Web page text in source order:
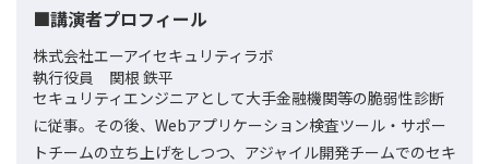
■講演者プロフィール
株式会社エーアイセキュリティラボ
執行役員 関根 鉄平
セキュリティエンジニアとして大手金融機関等の脆弱性診断
に従事。その後、Webアプリケーション検査ツール・サポー
トチームの立ち上げをしつつ、アジャイル開発チームでのセキ